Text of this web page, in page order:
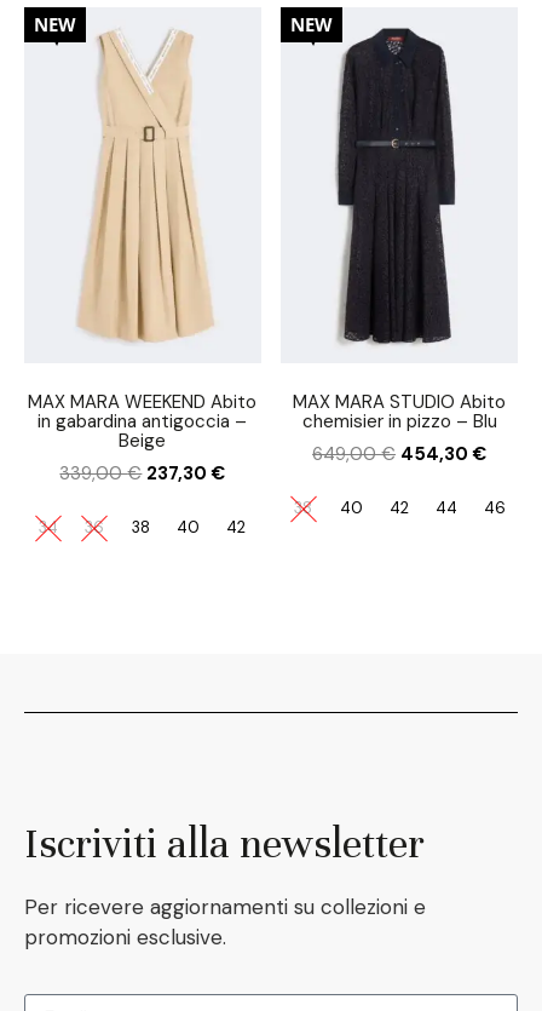
30%
NEW
MAX MARA WEEKEND Abito
in gabardina antigoccia –
Beige
339,00€ 237,30€
34 36 38 40 42
30%
NEW
MAX MARA STUDIO Abito
chemisier in pizzo – Blu
649,00€ 454,30€
38 40 42 44 46
Iscriviti alla newsletter
Per ricevere aggiornamenti su collezioni e
promozioni esclusive.